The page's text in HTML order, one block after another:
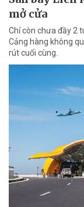
mở cửa
Chỉ còn chưa đầy 2
Cảng hàng không
rút cuối cùng.